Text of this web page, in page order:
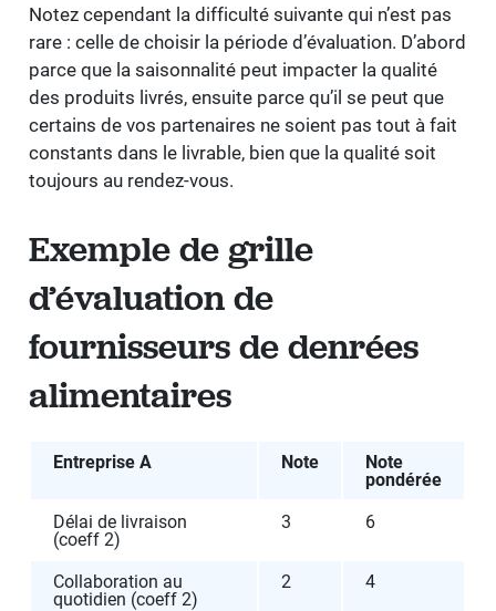
Notez cependant la difficulté suivante qui n’est pas
rare : celle de choisir la période d’évaluation. D’abord
parce que la saisonnalité peut impacter la qualité
des produits livrés, ensuite parce qu’il se peut que
certains de vos partenaires ne soient pas tout à fait
constants dans le livrable, bien que la qualité soit
toujours au rendez-vous.
Exemple de grille
d’évaluation de
fournisseurs de denrées
alimentaires
Entreprise A Note Note
pondérée
Délai de livraison
(coeff 2)
3 6
Collaboration au
quotidien (coeff 2)
2 4